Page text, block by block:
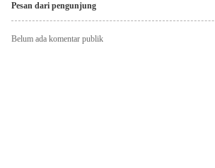
Pesan dari pengunjung
Belum ada komentar publik